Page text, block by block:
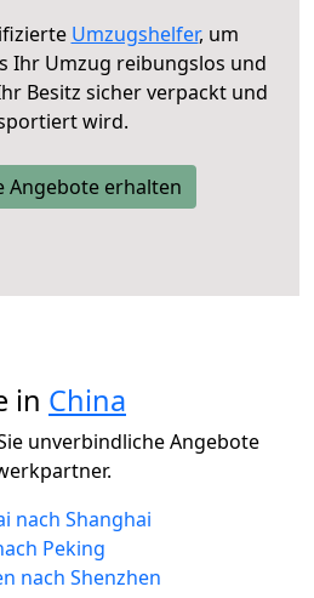
Umzugshelfer, um
Ihr Umzug reibungslos und
Besitz sicher verpackt und
wird.
Angebote erhalten
in China
unverbindliche Angebote
nach Shanghai
Peking
nach Shenzhen